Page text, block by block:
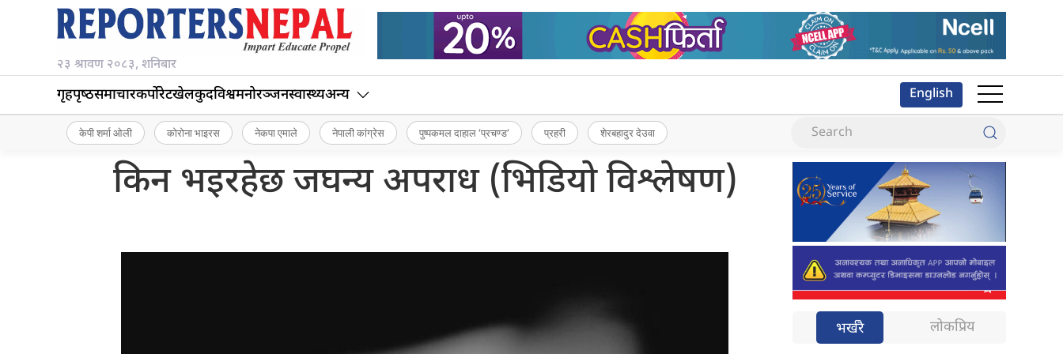
२३ श्रावण २०८३, शनिबार
गृहपृष्‍ठसमाचारकर्पोरेटखेलकुदविश्वमनोरञ्जनस्वास्थ्यअन्य English
केपी शर्मा ओली कोरोना भाइरस नेकपा एमाले नेपाली कांग्रेस पुष्पकमल दाहाल ‘प्रचण्ड’ प्रहरी शेरबहादुर देउवा
किन भइरहेछ जघन्य अपराध (भिडियो विश्लेषण)
भर्खरै लोकप्रिय